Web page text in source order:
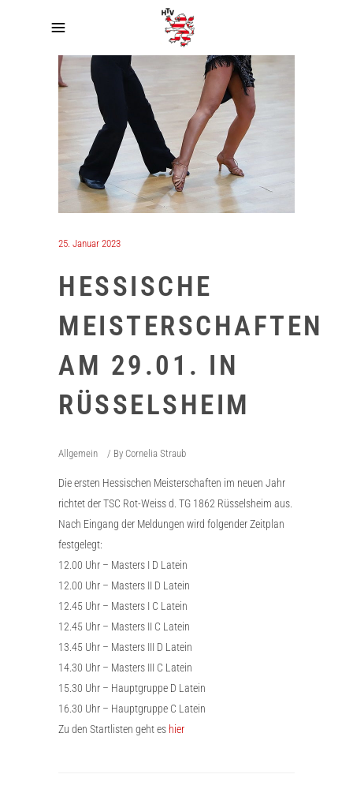
25. Januar 2023
HESSISCHE
MEISTERSCHAFTEN
AM 29.01. IN
RÜSSELSHEIM
Allgemein By Cornelia Straub
Die ersten Hessischen Meisterschaften im neuen Jahr
richtet der TSC Rot-Weiss d. TG 1862 Rüsselsheim aus.
Nach Eingang der Meldungen wird folgender Zeitplan
festgelegt:
12.00 Uhr – Masters I D Latein
12.00 Uhr – Masters II D Latein
12.45 Uhr – Masters I C Latein
12.45 Uhr – Masters II C Latein
13.45 Uhr – Masters III D Latein
14.30 Uhr – Masters III C Latein
15.30 Uhr – Hauptgruppe D Latein
16.30 Uhr – Hauptgruppe C Latein
Zu den Startlisten geht es hier